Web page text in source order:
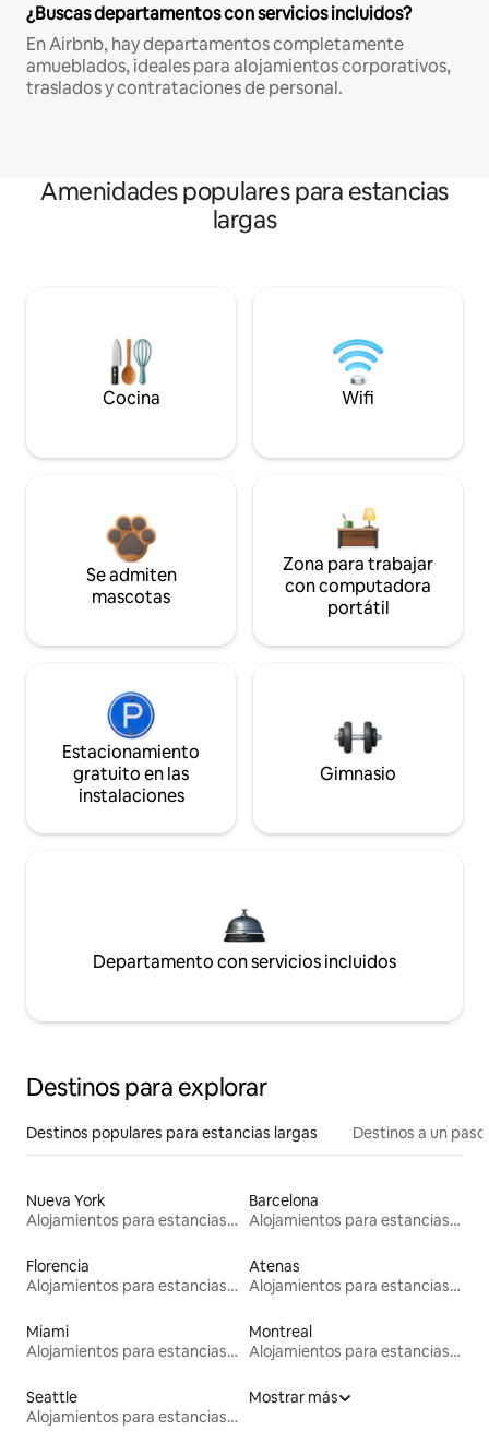
¿Buscas departamentos con servicios incluidos?
En Airbnb, hay departamentos completamente
amueblados, ideales para alojamientos corporativos,
traslados y contrataciones de personal.
Amenidades populares para estancias
largas
Cocina Wifi
Se admiten
mascotas
Zona para trabajar
con computadora
portátil
Estacionamiento
gratuito en las
instalaciones
Gimnasio
Departamento con servicios incluidos
Destinos para explorar
Destinos populares para estancias largas Destinos a un
Nueva York
Alojamientos para estancias largas
Barcelona
Alojamientos para estancias largas
Florencia
Alojamientos para estancias largas
Atenas
Alojamientos para estancias largas
Miami
Alojamientos para estancias largas
Montreal
Alojamientos para estancias largas
Seattle
Alojamientos para estancias largas
Mostrar más